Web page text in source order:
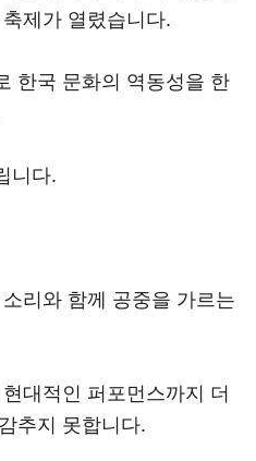
제가 열렸습니다.
한국 문화의 역동성을 한
니다.
리와 함께 공중을 가르는
대적인 퍼포먼스까지 더
추지 못합니다.